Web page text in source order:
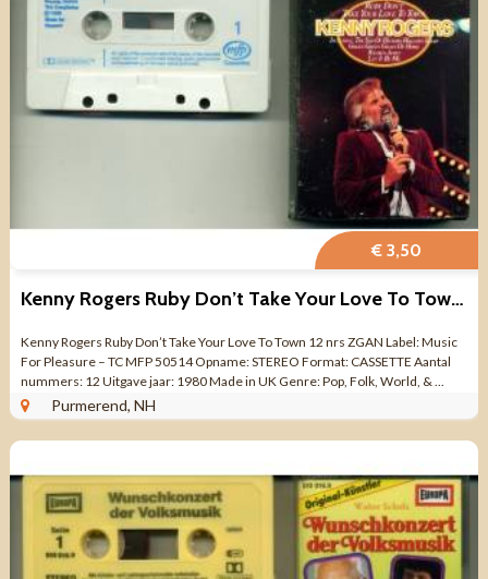
€ 3,50
Kenny Rogers Ruby Don’t Take Your Love To Town 12 nrs ZGAN
Kenny Rogers Ruby Don’t Take Your Love To Town 12 nrs ZGAN Label: Music
For Pleasure – TC MFP 50514 Opname: STEREO Format: CASSETTE Aantal
nummers: 12 Uitgave jaar: 1980 Made in UK Genre: Pop, Folk, World, & ...
Purmerend, NH